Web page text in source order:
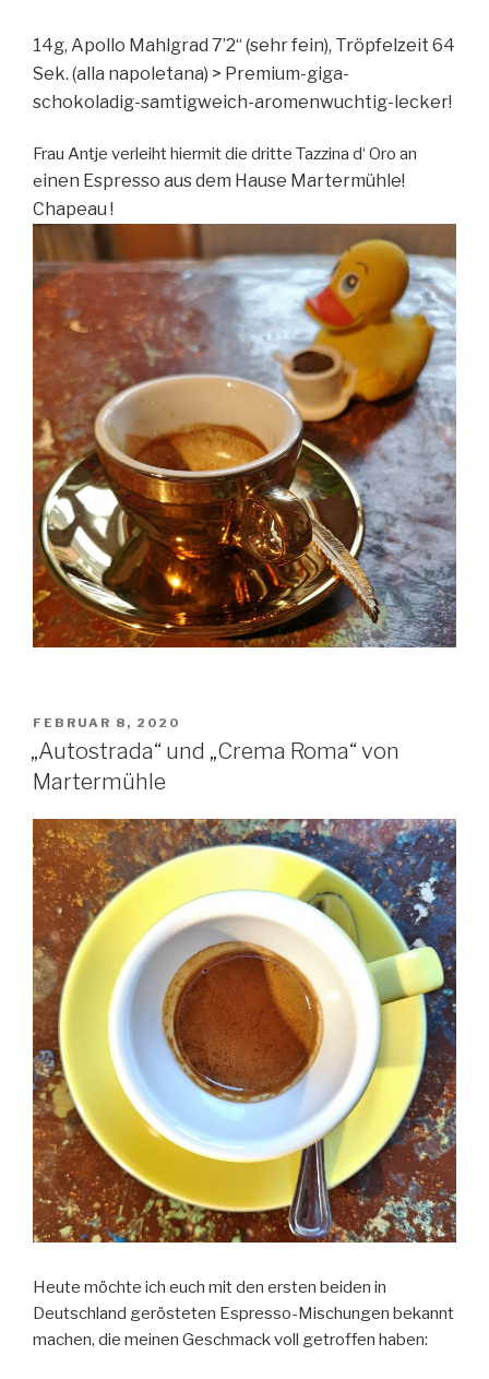
14g, Apollo Mahlgrad 7’2“ (sehr fein), Tröpfelzeit 64
Sek. (alla napoletana) > Premium-giga-
schokoladig-samtigweich-aromenwuchtig-lecker!
Frau Antje verleiht hiermit die dritte Tazzina d‘ Oro an
einen Espresso aus dem Hause Martermühle!
Chapeau !
VERÖFFENTLICHT
AM
FEBRUAR 8, 2020
„Autostrada“ und „Crema Roma“ von
Martermühle
Heute möchte ich euch mit den ersten beiden in
Deutschland gerösteten Espresso-Mischungen bekannt
machen, die meinen Geschmack voll getroffen haben: